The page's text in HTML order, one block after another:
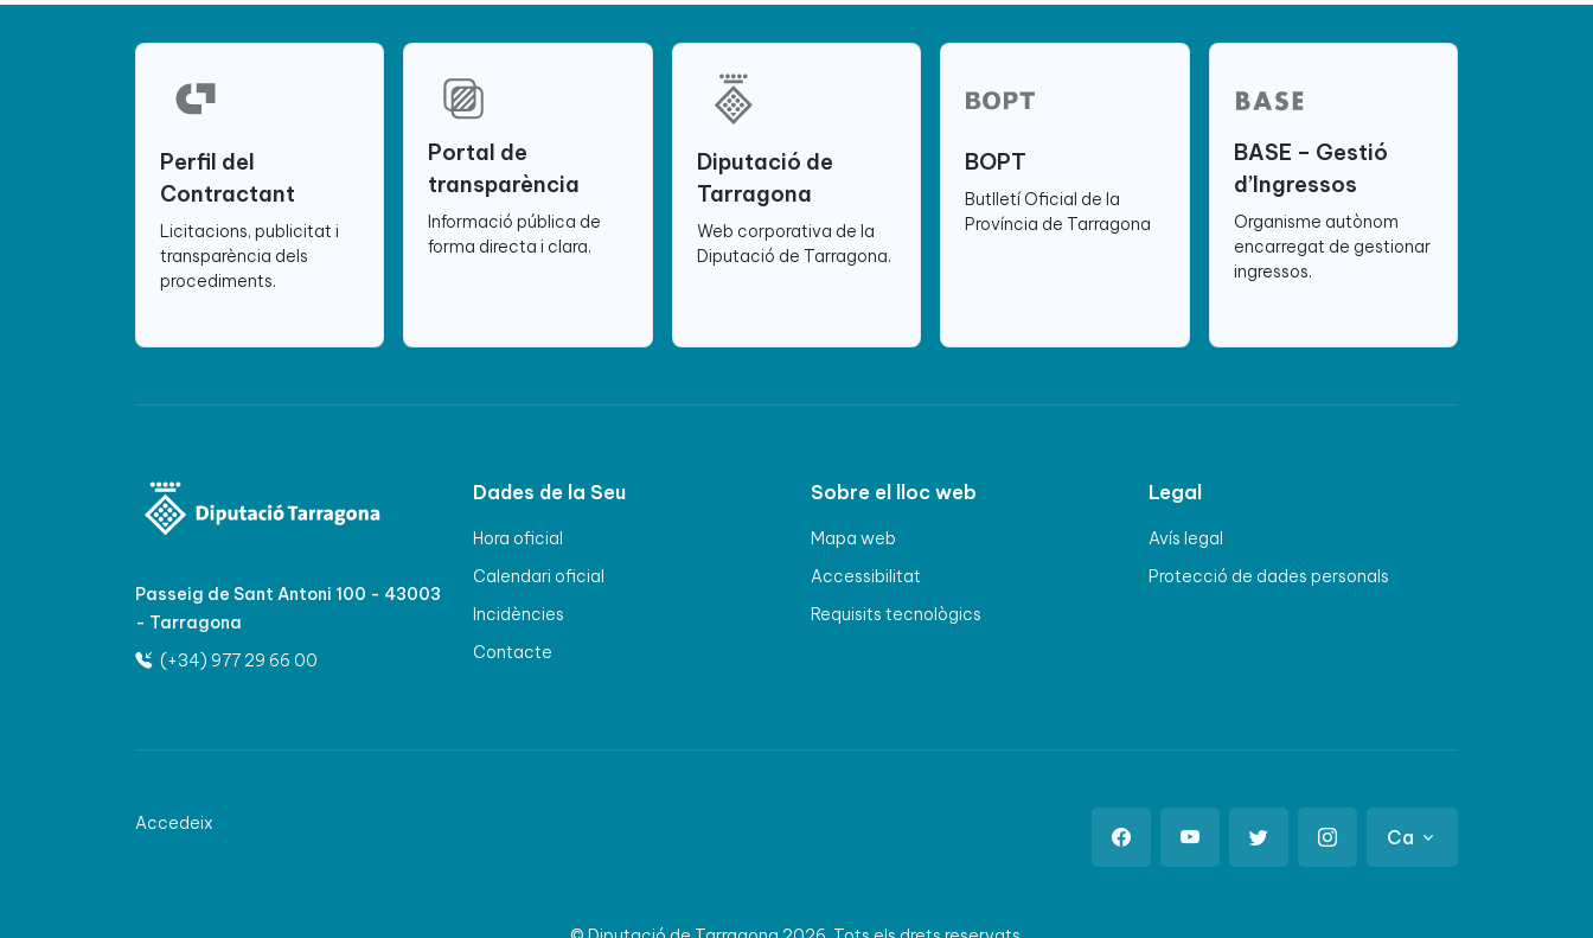
Perfil del
Contractant
Licitacions, publicitat i
transparència dels
procediments.
Portal de
transparència
Informació pública de
forma directa i clara.
Diputació de
Tarragona
Web corporativa de la
Diputació de Tarragona.
BOPT
Butlletí Oficial de la
Província de Tarragona
BASE – Gestió
d’Ingressos
Organisme autònom
encarregat de gestionar
ingressos.
Passeig de Sant Antoni 100 - 43003
- Tarragona
(+34) 977 29 66 00
Dades de la Seu
Hora oficial
Calendari oficial
Incidències
Contacte
Sobre el lloc web
Mapa web
Accessibilitat
Requisits tecnològics
Legal
Avís legal
Protecció de dades personals
Accedeix
Ca